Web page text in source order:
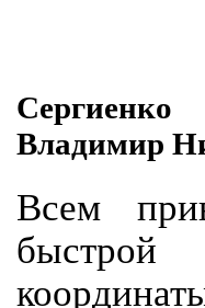
Сергиенко
Владимир
Всем